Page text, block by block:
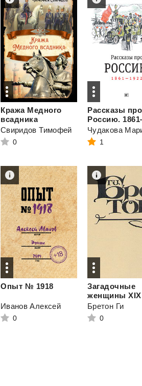
Кража Медного
всадника
Свиридов Тимофей
0
Рассказы про
1
Опыт № 1918
Иванов Алексей
0
Загадочные
женщины XIX
Бретон Ги
0